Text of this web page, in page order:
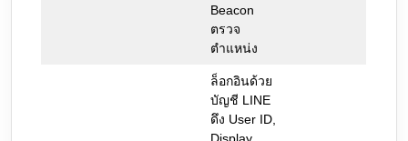
Beacon
ตรวจ
ตำแหน่ง
ล็อกอินด้วย
บัญชี LINE
ดึง User ID,